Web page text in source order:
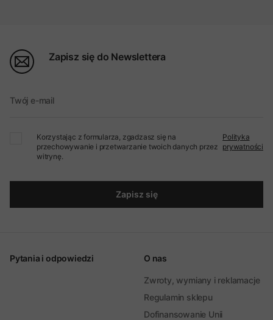
Zapisz się do Newslettera
Twój e-mail
Korzystając z formularza, zgadzasz się na
przechowywanie i przetwarzanie twoich danych przez
witrynę.
Polityka
prywatności
Zapisz się
Pytania i odpowiedzi O nas
Zwroty, wymiany i reklamacje
Regulamin sklepu
Dofinansowanie Unii